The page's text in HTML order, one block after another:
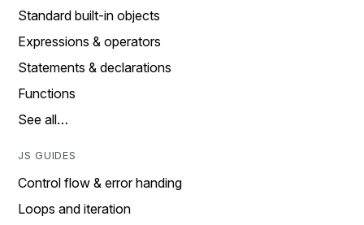
Standard built-in objects
Expressions & operators
Statements & declarations
Functions
See all…
JS GUIDES
Control flow & error handing
Loops and iteration